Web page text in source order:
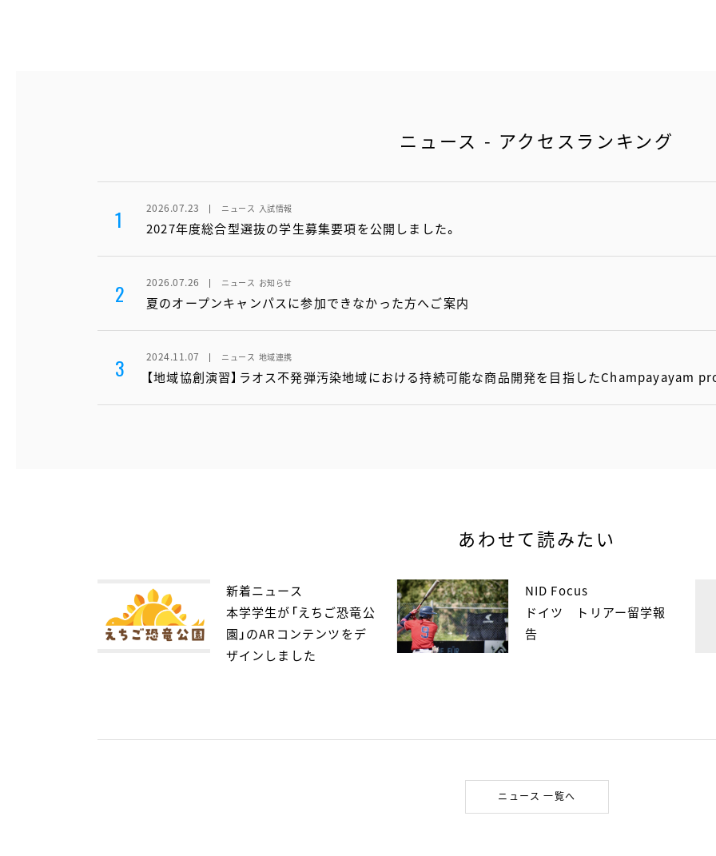
ニュース - アクセスランキング
1 2026.07.23 ニュース 入試情報
2027年度総合型選抜の学生募集要項を公開しました。
2 2026.07.26 ニュース お知らせ
夏のオープンキャンパスに参加できなかった方へご案内
3 2024.11.07 ニュース 地域連携
【地域協創演習】ラオス不発弾汚染地域における持続可能な商品開発を目指したChampayayam
あわせて読みたい
新着ニュース
本学学生が「えちご恐竜公
園」のARコンテンツをデ
ザインしました
NID Focus
ドイツ トリアー留学報
告
ニュース 一覧へ